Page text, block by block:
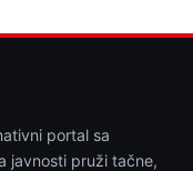
portal sa
javnosti pruži tačne,